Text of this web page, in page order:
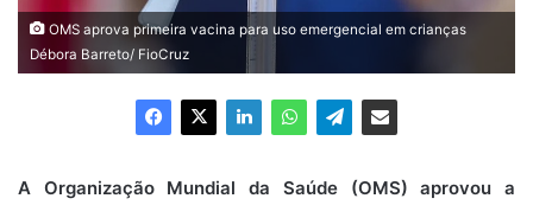
OMS aprova primeira vacina para uso emergencial em crianças
Débora Barreto/ FioCruz
A Organização Mundial da Saúde (OMS) aprovou a